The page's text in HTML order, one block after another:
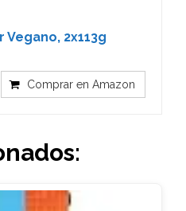
2x113g
Comprar en Amazon